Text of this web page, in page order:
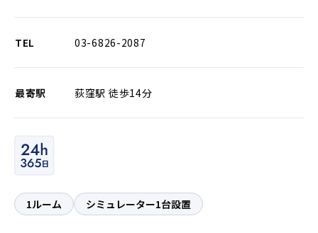
TEL 03-6826-2087
最寄駅 荻窪駅 徒歩14分
1ルーム シミュレーター1台設置